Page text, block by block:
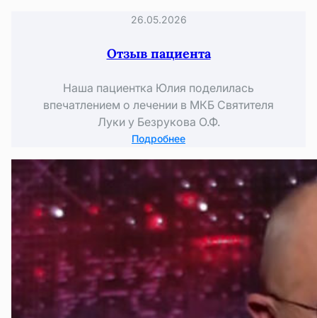
26.05.2026
Отзыв пациента
Наша пациентка Юлия поделилась
впечатлением о лечении в МКБ Святителя
Луки у Безрукова О.Ф.
Подробнее:
пациента